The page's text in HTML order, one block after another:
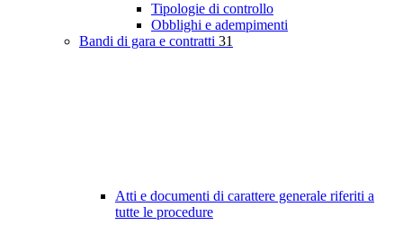
Tipologie di controllo
Obblighi e adempimenti
Bandi di gara e contratti 31
Atti e documenti di carattere generale riferiti a
tutte le procedure